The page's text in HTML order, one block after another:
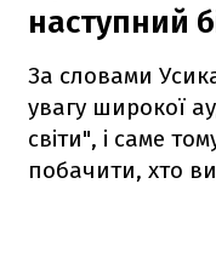
наступний
За словами
увагу широкої
світи", і саме
побачити, хто